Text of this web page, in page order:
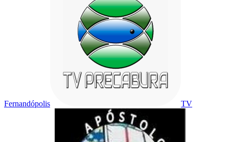
Fernandópolis TV